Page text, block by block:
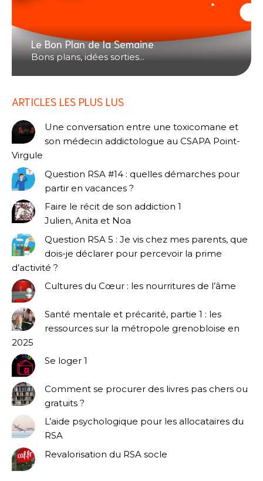
Le Bon Plan de la Semaine
Bons plans, idées sorties...
ARTICLES LES PLUS LUS
Une conversation entre une toxicomane et
son médecin addictologue au CSAPA Point-
Virgule
Question RSA #14 : quelles démarches pour
partir en vacances ?
Faire le récit de son addiction 1
Julien, Anita et Noa
Question RSA 5 : Je vis chez mes parents, que
dois-je déclarer pour percevoir la prime
d’activité ?
Cultures du Cœur : les nourritures de l’âme
Santé mentale et précarité, partie 1 : les
ressources sur la métropole grenobloise en
2025
Se loger 1
Comment se procurer des livres pas chers ou
gratuits ?
L’aide psychologique pour les allocataires du
RSA
Revalorisation du RSA socle